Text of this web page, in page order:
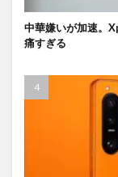
中華嫌いが加速。
痛すぎる